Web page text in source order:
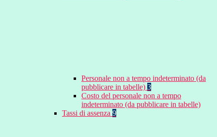
Personale non a tempo indeterminato (da
pubblicare in tabelle) 3
Costo del personale non a tempo
indeterminato (da pubblicare in tabelle)
Tassi di assenza 9